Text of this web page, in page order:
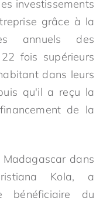
investissements
grâce à la
annuels des
fois supérieurs
dans leurs
qu'il a reçu la
de la
Madagascar dans
Kola, a
du